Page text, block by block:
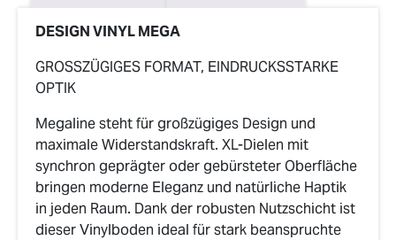
DESIGN VINYL MEGA
GROSSZÜGIGES FORMAT, EINDRUCKSSTARKE
OPTIK
Megaline steht für großzügiges Design und
maximale Widerstandskraft. XL-Dielen mit
synchron geprägter oder gebürsteter Oberfläche
bringen moderne Eleganz und natürliche Haptik
in jeden Raum. Dank der robusten Nutzschicht ist
dieser Vinylboden ideal für stark beanspruchte